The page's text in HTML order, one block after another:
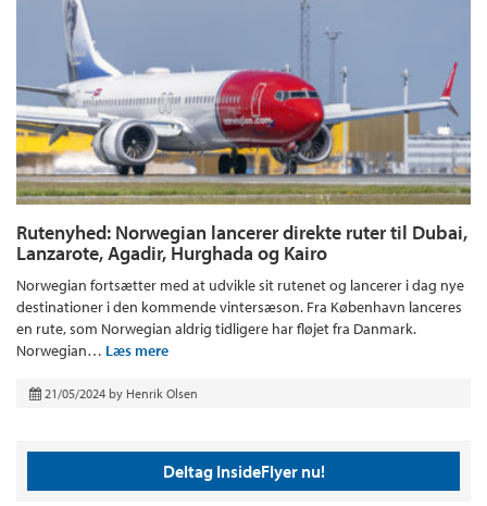
Rutenyhed: Norwegian lancerer direkte ruter til Dubai,
Lanzarote, Agadir, Hurghada og Kairo
Norwegian fortsætter med at udvikle sit rutenet og lancerer i dag nye
destinationer i den kommende vintersæson. Fra København lanceres
en rute, som Norwegian aldrig tidligere har fløjet fra Danmark.
Norwegian… Læs mere
21/05/2024 by Henrik Olsen
Deltag InsideFlyer nu!